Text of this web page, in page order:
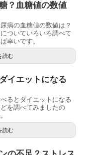
？血糖値の数値
病の血糖値の数値は？
ついていろいろ調べて
幸いです。
読む
イエットになる
るとダイエットになる
を調べてみましたの
読む